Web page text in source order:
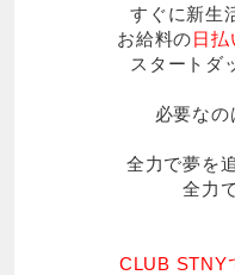
すぐに新生
お給料の日
スタートダ
必要なの
全力で夢を
全力
CLUB STNY